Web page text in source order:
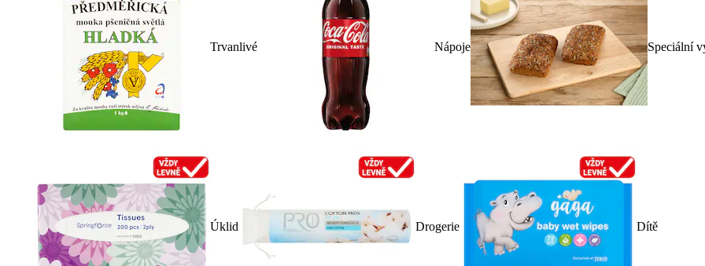
Trvanlivé Nápoje Speciální
Úklid Drogerie Dítě